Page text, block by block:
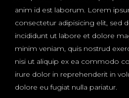
anim id est laborum. Lorem
consectetur adipisicing elit, sed
incididunt ut labore et dolore
minim veniam, quis nostrud
nisi ut aliquip ex ea commodo
irure dolor in reprehenderit in
dolore eu fugiat nulla pariatur.